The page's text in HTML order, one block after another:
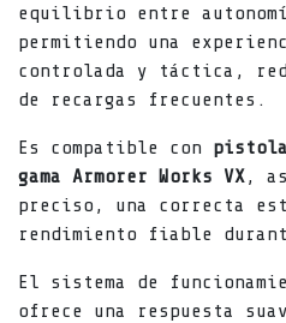
equilibrio entre
permitiendo una
controlada y táctica,
de recargas frecuentes.
Es compatible con
gama Armorer Works VX,
preciso, una correcta
rendimiento fiable
El sistema de
ofrece una respuesta